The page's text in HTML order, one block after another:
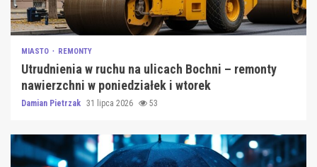
MIASTO REMONTY
Utrudnienia w ruchu na ulicach Bochni – remonty
nawierzchni w poniedziałek i wtorek
Damian Pietrzak 31 lipca 2026 53